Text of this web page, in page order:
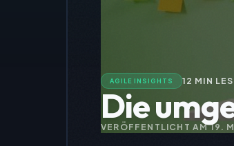
AGILE INSIGHTS 12 MIN
Die
VERÖFFENTLICHT AM19.